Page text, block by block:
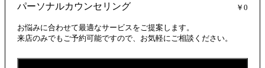
パーソナルカウンセリング ￥0
お悩みに合わせて最適なサービスをご提案します。
来店のみでもご予約可能ですので、お気軽にご相談ください。